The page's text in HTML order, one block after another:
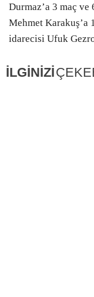
Durmaz’a 3 maç
Mehmet Karakuş’a
idarecisi Ufuk
İLGİNİZİ